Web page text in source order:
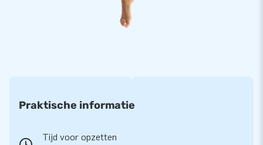
jaar garantie. Hierdoor lever jij met dit product jarenlang
JB laat al meer dan 15 jaar mensen wereldwijd een gat in de
ontwikkelaars en logistiek medewerkers leveren unieke
Praktische informatie
Tijd voor opzetten